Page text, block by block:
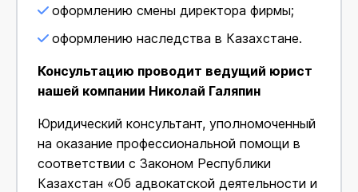
оформлению смены директора фирмы;
оформлению наследства в Казахстане.
Консультацию проводит ведущий юрист
нашей компании Николай Галяпин
Юридический консультант, уполномоченный
на оказание профессиональной помощи в
соответствии с Законом Республики
Казахстан «Об адвокатской деятельности и